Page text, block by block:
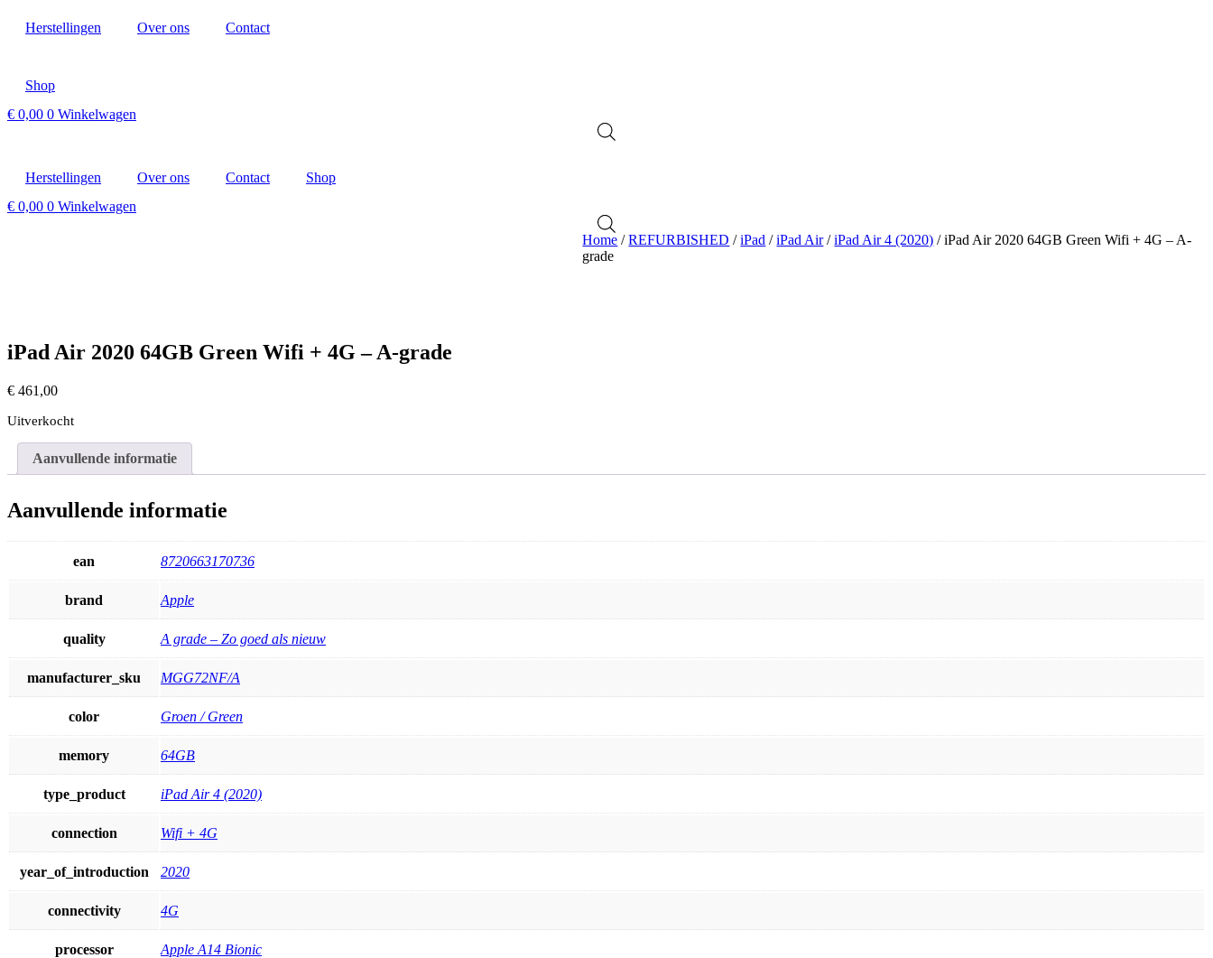
naarHerstellingen Over ons Contact
Shop
€ 0,00 0 Winkelwagen
Herstellingen Over ons Contact
Shop
€ 0,00 0 Winkelwagen
Home /REFURBISHED /iPad /iPad Air/iPad Air 4 (2020) / iPad Air 2020 64GB Green Wifi + 4G – A-
grade
iPad Air 2020 64GB Green Wifi + 4G – A-grade
€ 461,00
Uitverkocht
Aanvullende informatie
Aanvullende informatie
ean 8720663170736
brand Apple
quality A grade – Zo goed als nieuw
manufacturer_sku MGG72NF/A
color Groen / Green
memory 64GB
type_product iPad Air 4 (2020)
connection Wifi + 4G
year_of_introduction 2020
connectivity 4G
processor Apple A14 Bionic